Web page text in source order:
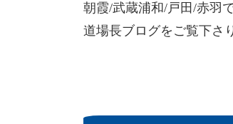
朝霞/武蔵浦和/戸田/赤羽
道場長ブログをご覧下さ